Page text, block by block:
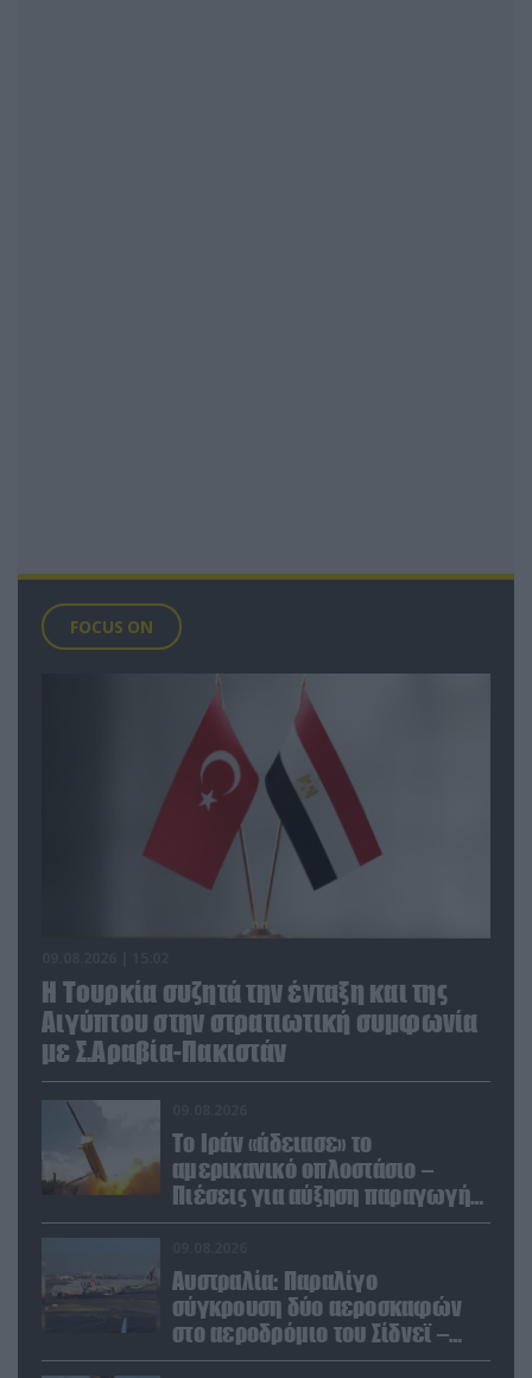
FOCUS ON
Η Τουρκία συζητά την ένταξη και της
Αιγύπτου στην στρατιωτική συμφωνία
με Σ.Αραβία-Πακιστάν
Το Ιράν «άδειασε» το
αμερικανικό οπλοστάσιο –
Πιέσεις για αύξηση παραγωγής
Patriot και THAAD
Αυστραλία: Παραλίγο
σύγκρουση δύο αεροσκαφών
στο αεροδρόμιο του Σίδνεϊ –
Ένας τραυματίας (βίντεο)